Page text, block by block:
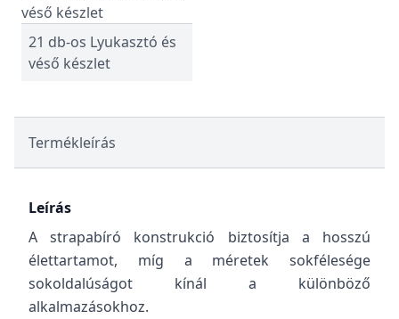
21 db-os Lyukasztó és
véső készlet
Termékleírás
Leírás
A strapabíró konstrukció biztosítja a hosszú
élettartamot, míg a méretek sokfélesége
sokoldalúságot kínál a különböző
alkalmazásokhoz.